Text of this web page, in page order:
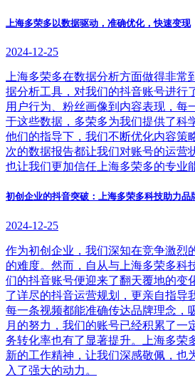
上海多荣多以数据驱动，准确优化，快速变现
2024-12-25
上海多荣多在数据分析方面做得非常
据分析工具，对我们的抖音账号进行
用户行为、粉丝画像到内容表现，每
于这些数据，多荣多为我们提供了科
他们的指导下，我们不断优化内容策
次的数据报告都让我们对账号的运营
也让我们更加信任上海多荣多的专业
初创企业的抖音突破：上海多荣多科技助力品
2024-12-25
作为初创企业，我们深知在竞争激烈
的难度。然而，自从与上海多荣多科
们的抖音账号便迎来了翻天覆地的变
了详尽的抖音运营规划，更亲自指导
每一条视频都能准确传达品牌理念，
月的努力，我们的账号已经积累了一
务转化率也有了显著提升。上海多荣
新的工作精神，让我们深感敬佩，也
入了强大的动力。